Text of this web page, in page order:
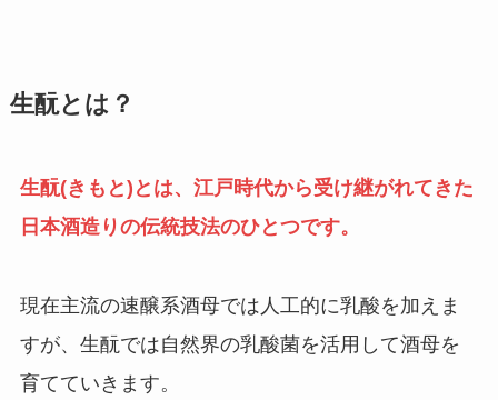
生酛とは？
生酛(きもと)とは、江戸時代から受け継がれてきた
日本酒造りの伝統技法のひとつです。
現在主流の速醸系酒母では人工的に乳酸を加えま
すが、生酛では自然界の乳酸菌を活用して酒母を
育てていきます。